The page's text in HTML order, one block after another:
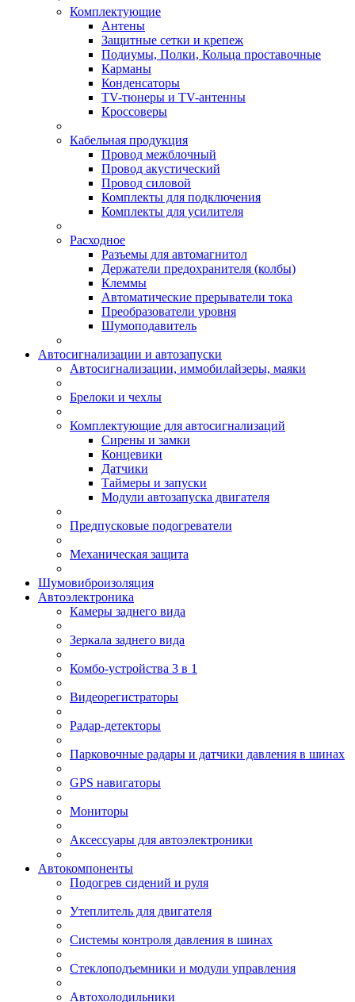
Комплектующие
Антены
Защитные сетки и крепеж
Подиумы, Полки, Кольца проставочные
Карманы
Конденсаторы
TV-тюнеры и TV-антенны
Кроссоверы
Кабельная продукция
Провод межблочный
Провод акустический
Провод силовой
Комплекты для подключения
Комплекты для усилителя
Расходное
Разъемы для автомагнитол
Держатели предохранителя (колбы)
Клеммы
Автоматические прерыватели тока
Преобразователи уровня
Шумоподавитель
Автосигнализации и автозапуски
Автосигнализации, иммобилайзеры, маяки
Брелоки и чехлы
Комплектующие для автосигнализаций
Сирены и замки
Концевики
Датчики
Таймеры и запуски
Модули автозапуска двигателя
Предпусковые подогреватели
Механическая защита
Шумовиброизоляция
Автоэлектроника
Камеры заднего вида
Зеркала заднего вида
Комбо-устройства 3 в 1
Видеорегистраторы
Радар-детекторы
Парковочные радары и датчики давления в шинах
GPS навигаторы
Мониторы
Аксессуары для автоэлектроники
Автокомпоненты
Подогрев сидений и руля
Утеплитель для двигателя
Системы контроля давления в шинах
Стеклоподъемники и модули управления
Автохолодильники